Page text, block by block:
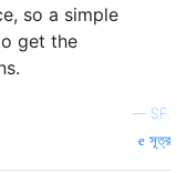
so a simple
get the
— SF.
সূত্র